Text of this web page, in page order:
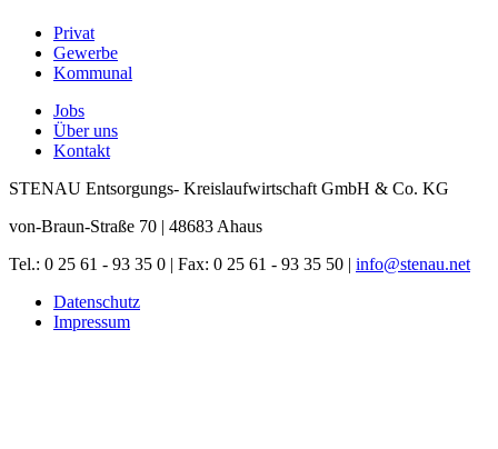
Privat
Gewerbe
Kommunal
Jobs
Über uns
Kontakt
STENAU Entsorgungs- Kreislaufwirtschaft GmbH & Co. KG
von-Braun-Straße 70 | 48683 Ahaus
Tel.: 0 25 61 - 93 35 0 | Fax: 0 25 61 - 93 35 50 | info@stenau.net
Datenschutz
Impressum